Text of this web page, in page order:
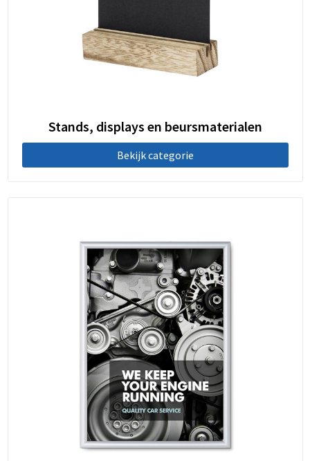
Stands, displays en beursmaterialen
Bekijk categorie